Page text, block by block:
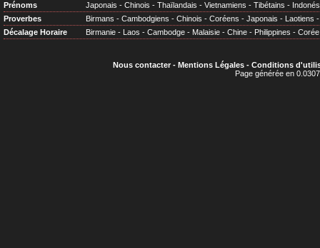
Prénoms
Japonais - Chinois - Thaïlandais - Vietnamiens - Tibétains -
Proverbes
Birmans - Cambodgiens - Chinois - Coréens - Japonais - Laotiens
Décalage Horaire
Birmanie - Laos - Cambodge - Malaisie - Chine - Philippines - Corée
Nous contacter- Mentions Légales- Conditions
Page générée en